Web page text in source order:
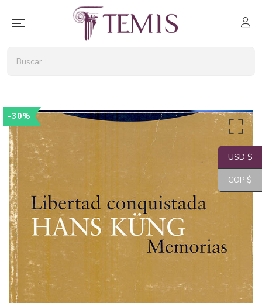
-30%
USD $
COP $